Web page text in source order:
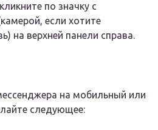
по значку с
если хотите
на верхней панели справа.
на мобильный или
следующее: